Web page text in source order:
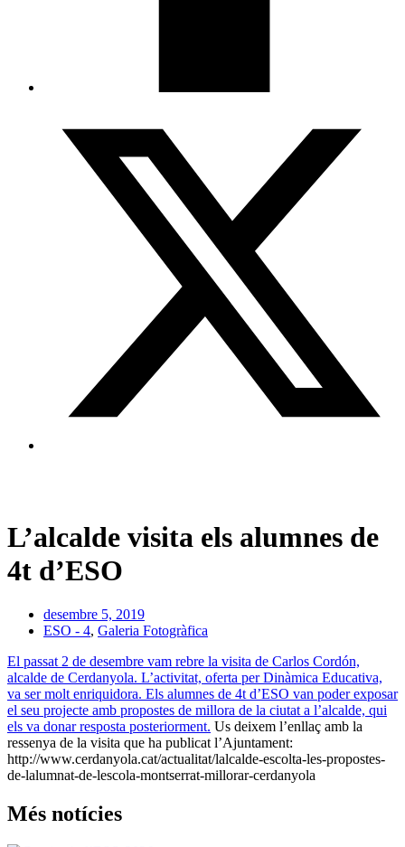
L’alcalde visita els alumnes de
4t d’ESO
desembre 5, 2019
ESO - 4, Galeria Fotogràfica
El passat 2 de desembre vam rebre la visita de Carlos Cordón,
alcalde de Cerdanyola. L’activitat, oferta per Dinàmica Educativa,
va ser molt enriquidora. Els alumnes de 4t d’ESO van poder exposar
el seu projecte amb propostes de millora de la ciutat a l’alcalde, qui
els va donar resposta posteriorment. Us deixem l’enllaç amb la
ressenya de la visita que ha publicat l’Ajuntament:
http://www.cerdanyola.cat/actualitat/lalcalde-escolta-les-propostes-
de-lalumnat-de-lescola-montserrat-millorar-cerdanyola
Més notícies